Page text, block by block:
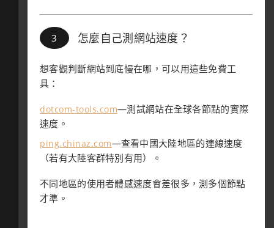
怎麼自己測網站速度？
想客觀判斷網站到底慢在哪，可以用這些免費工
具：
dotcom-tools.com—測試網站在全球各節點的實際
速度。
ping.chinaz.com—查看中國大陸地區的連線速度
（若有大陸客群特別有用）。
不同地區的使用者體感速度會差很多，測多個節點
才準。